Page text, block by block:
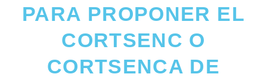
PARA PROPONER EL
CORTSENC O
CORTSENCA DE